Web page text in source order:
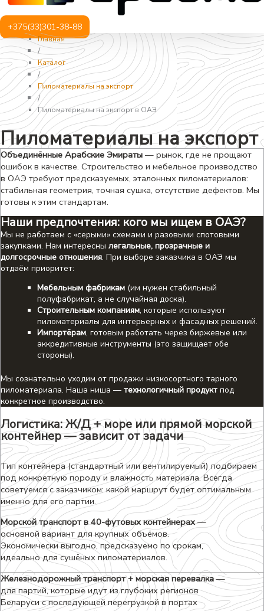
+375(33)301-38-88
Главная
/
Каталог
/
Пиломатериалы на экспорт
/
Пиломатериалы на экспорт в ОАЭ
Пиломатериалы на
Объединённые Арабские Эмираты — рынок, где не прощают
ошибок в качестве. Строительство и мебельное производство
в ОАЭ требуют предсказуемых, эталонных пиломатериалов:
стабильная геометрия, точная сушка, отсутствие дефектов. Мы
готовы к этим стандартам.
Наши предпочтения: кого мы ищем в ОАЭ?
Мы не работаем с «серыми» схемами и разовыми спотовыми
закупками. Нам интересны легальные, прозрачные и
долгосрочные отношения. При выборе заказчика в ОАЭ мы
отдаём приоритет:
Мебельным фабрикам (им нужен стабильный
полуфабрикат, а не случайная доска).
Строительным компаниям, которые используют
пиломатериалы для интерьерных и фасадных решений.
Импортёрам, готовым работать через биржевые или
аккредитивные инструменты (это защищает обе
стороны).
Мы сознательно уходим от продажи низкосортного тарного
пиломатериала. Наша ниша — технологичный продукт под
конкретное производство.
Логистика: Ж/Д + море или прямой морской
контейнер — зависит от задачи
Тип контейнера (стандартный или вентилируемый) подбираем
под конкретную породу и влажность материала. Всегда
советуемся с заказчиком: какой маршрут будет оптимальным
именно для его партии.
Морской транспорт в 40-футовых контейнерах—
основной вариант для крупных объёмов.
Экономически выгодно, предсказуемо по срокам,
идеально для сушёных пиломатериалов.
Железнодорожный транспорт + морская перевалка—
для партий, которые идут из глубоких регионов
Беларуси с последующей перегрузкой в портах